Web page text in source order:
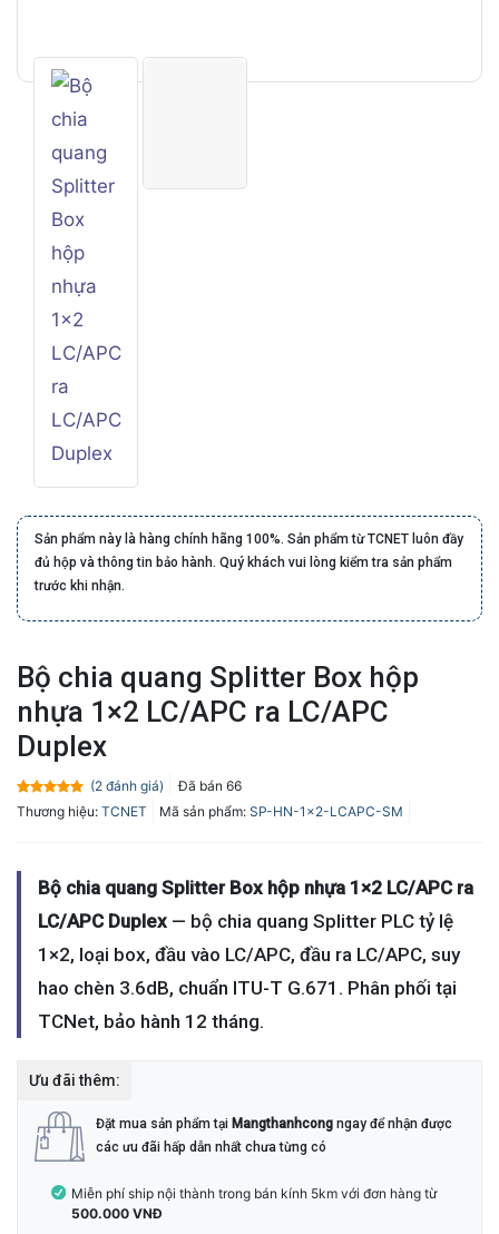
Sản phẩm này là hàng chính hãng 100%. Sản phẩm từ TCNET luôn đầy
đủ hộp và thông tin bảo hành. Quý khách vui lòng kiểm tra sản phẩm
trước khi nhận.
Bộ chia quang Splitter Box hộp
nhựa 1×2 LC/APC ra LC/APC
Duplex
5.0 trên 5
dựa trên
2
(2đánh giá) Đã bán 66
Thương hiệu: TCNET Mã sản phẩm: SP-HN-1x2-LCAPC-SM
Bộ chia quang Splitter Box hộp nhựa 1×2 LC/APC ra
LC/APC Duplex — bộ chia quang Splitter PLC tỷ lệ
1×2, loại box, đầu vào LC/APC, đầu ra LC/APC, suy
hao chèn 3.6dB, chuẩn ITU-T G.671. Phân phối tại
TCNet, bảo hành 12 tháng.
Ưu đãi thêm:
Đặt mua sản phẩm tại Mangthanhcong ngay để nhận được
các ưu đãi hấp dẫn nhất chưa từng có
Miễn phí ship nội thành trong bán kính 5km với đơn hàng từ
500.000 VNĐ